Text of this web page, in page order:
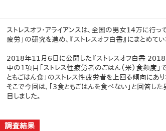
ストレスオフ・アライアンスは、全国の男女14万に行
疲労」の研究を進め、『ストレスオフ白書』にまとめてい
2018年11月6日に公開した『ストレスオフ白書
中の1項目「ストレス性疲労者のごはん（米）食頻度」
ともごはん食」のストレス性疲労者を上回る傾向にあり
そこで今回は、「3食ともごはんを食べない」と回
目しました。
調査結果